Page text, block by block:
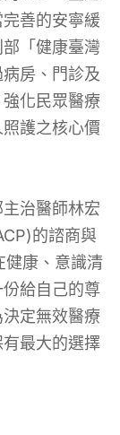
善的安寧緩
「健康臺灣
房、門診及
化民眾醫療
護之核心價
治醫師林宏
的諮商與
健康、意識清
給自己的尊
定無效醫療
最大的選擇